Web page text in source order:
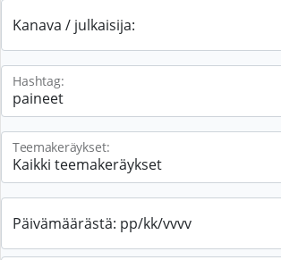
Kanava / julkaisija:
Hashtag:
Teemakeräykset:
Päivämäärästä: pp/kk/vvvv